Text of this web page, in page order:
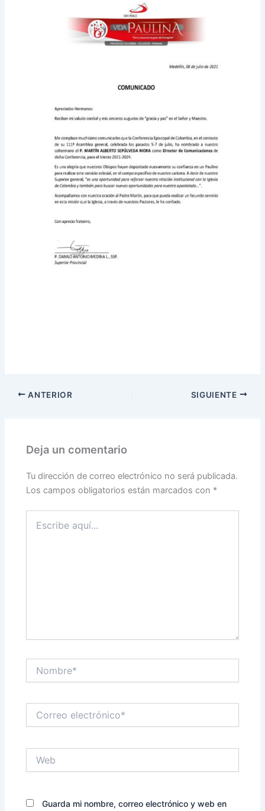
ANTERIOR SIGUIENTE
Deja un comentario
Tu dirección de correo electrónico no será publicada.
Los campos obligatorios están marcados con *
aquí...
electrónico*
Guarda mi nombre, correo electrónico y web en